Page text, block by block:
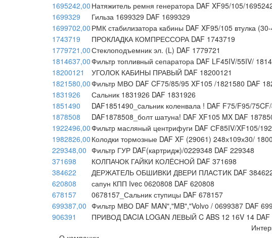
1695242,00 Натяжитель ремня генератора DAF XF95/105/
1699329
Гильза 1699329 DAF 1699329
1699702,00 РМК стабилизатора кабины DAF XF95/105 втулка
1743719
ПРОКЛАДКА КОМПРЕССОРА DAF 1743719
1779721,00Стеклоподъемник эл. (L) DAF 1779721
1814637,00Фильтр топливный сепаратора DAF LF45IV/55IV/
18200121
УГОЛОК КАБИНЫ ПРАВЫЙ DAF 18200121
1821580,00Фильтр МВО DAF CF75/85/95 XF105 /1821580 DAF
1831926
Сальник 1831926 DAF 1831926
1851490
DAF1851490_cальник коленвала ! DAF F75/F95/
1878508
DAF1878508_болт шатуна! DAF XF105 MX DAF
1922496,00Фильтр масляный центрифуги DAF СF85IV/XF105/
1982826,00 Колодки тормозные DAF XF (29061) 248х109х30/
229348,00 Фильтр ГУР DAF(картридж)/0229348 DAF 229348
371698
КОЛПАЧОК ГАЙКИ КОЛЁСНОЙ DAF 371698
384622
ДЕРЖАТЕЛЬ ОБШИВКИ ДВЕРИ ПЛАСТИК DAF
620808
сапун КПП Ivec 0620808 DAF 620808
678157
0678157_Сальник ступицы DAF 678157
699387,00 Фильтр МВО DAF MAN","MB","Volvo / 0699387 DAF
906391
ПРИВОД DACIA LOGAN ЛЕВЫЙ C ABS 12 16V 14 DAF